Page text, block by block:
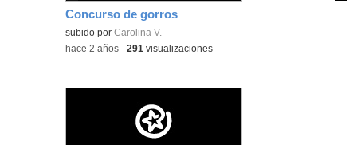
Concurso de gorros
Contenido educativo.
subido porCarolina V.
-hace 2 años -291 visualizaciones